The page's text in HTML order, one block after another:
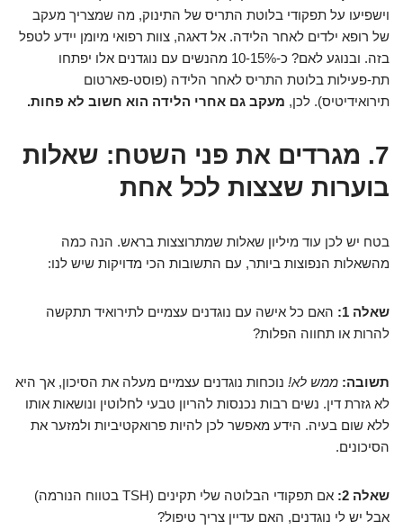
וישפיעו על תפקודי בלוטת התריס של התינוק, מה שמצריך מעקב
של רופא ילדים לאחר הלידה. אל דאגה, צוות רפואי מיומן יידע לטפל
בזה. ובנוגע לאם? כ-10-15% מהנשים עם נוגדנים אלו יפתחו
תת-פעילות בלוטת התריס לאחר הלידה (פוסט-פארטום
תירואידיטיס). לכן, מעקב גם אחרי הלידה הוא חשוב לא פחות.
7. מגרדים את פני השטח: שאלות
בוערות שצצות לכל אחת
בטח יש לכן עוד מיליון שאלות שמתרוצצות בראש. הנה כמה
מהשאלות הנפוצות ביותר, עם התשובות הכי מדויקות שיש לנו:
שאלה 1:
האם כל אישה עם נוגדנים עצמיים לתירואיד תתקשה
להרות או תחווה הפלות?
תשובה: ממש לא! נוכחות נוגדנים עצמיים מעלה את הסיכון, אך היא
לא גזרת דין. נשים רבות נכנסות להריון טבעי לחלוטין ונושאות אותו
ללא שום בעיה. הידע מאפשר לכן להיות פרואקטיביות ולמזער את
הסיכונים.
שאלה 2:
אם תפקודי הבלוטה שלי תקינים (TSH בטווח הנורמה)
אבל יש לי נוגדנים, האם עדיין צריך טיפול?